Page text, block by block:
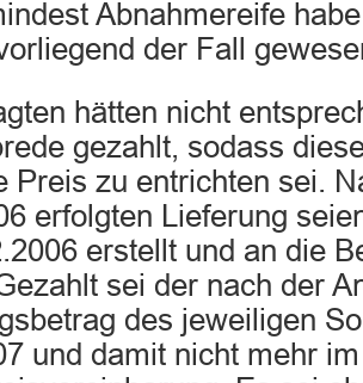
Abnahmereife
der Fall
hätten nicht
gezahlt, sodass
Preis zu entrichten sei.
erfolgten Lieferung
erstellt und an die
sei der nach der
des jeweiligen
und damit nicht mehr